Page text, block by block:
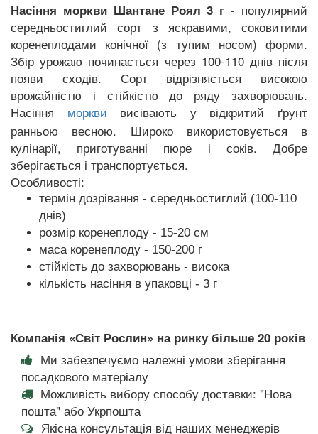
Насіння моркви Шантане Роял 3 г- популярний
середньостиглий сорт з яскравими, соковитими
коренеплодами конічної (з тупим носом) форми.
Збір урожаю починається через 100-110 днів після
появи сходів. Сорт відрізняється високою
врожайністю і стійкістю до ряду захворювань.
Насіння
моркви висівають у відкритий ґрунт
ранньою весною. Широко використовується в
кулінарії, приготуванні пюре і соків. Добре
зберігається і транспортується.
Особливості:
термін дозрівання - середньостиглий (100-110
днів)
розмір коренеплоду - 15-20 см
маса коренеплоду - 150-200 г
стійкість до захворювань - висока
кількість насіння в упаковці - 3 г
Компанія «Світ Рослин» на ринку більше 20 років
Ми забезпечуємо належні умови зберігання
посадкового матеріалу
Можливість вибору способу доставки: "Нова
пошта" або Укрпошта
Якісна консультація від наших менеджерів